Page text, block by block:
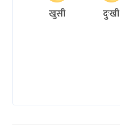
खुसी दुःखी